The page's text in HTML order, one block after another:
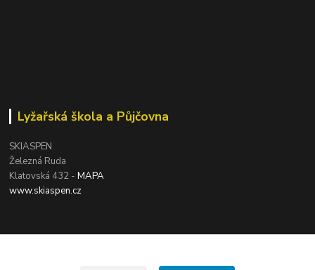
Lyžařská škola a Půjčovna
SKIASPEN
Železná Ruda
Klatovská 432 -MAPA
www.skiaspen.cz